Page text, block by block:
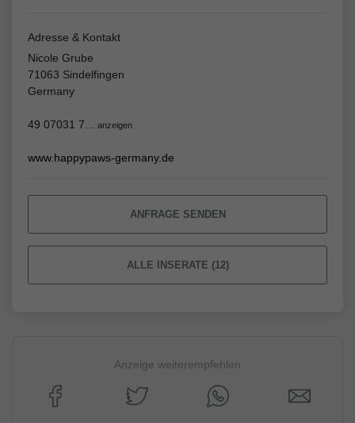
Adresse & Kontakt
Nicole Grube
71063 Sindelfingen
Germany
49 07031 7... anzeigen
www.happypaws-germany.de
ANFRAGE SENDEN
ALLE INSERATE (12)
Anzeige weiterempfehlen